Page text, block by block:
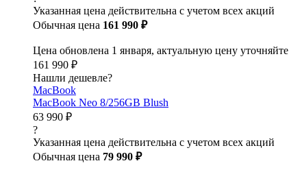
Указанная цена действительна с учетом всех акций
Обычная цена 161 990 ₽
Цена обновлена 1 января, актуальную цену уточняйте
161 990 ₽
Нашли дешевле?
MacBook
MacBook Neo 8/256GB Blush
63 990 ₽
?
Указанная цена действительна с учетом всех акций
Обычная цена 79 990 ₽